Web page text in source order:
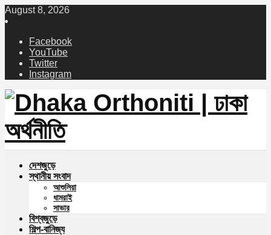
August 8, 2026
Facebook
YouTube
Twitter
Instagram
দেশজুড়ে
স্থানীয় সংবাদ
আশুলিয়া
ধামরাই
সাভার
বিশ্বজুড়ে
শিল্প-বানিজ্য